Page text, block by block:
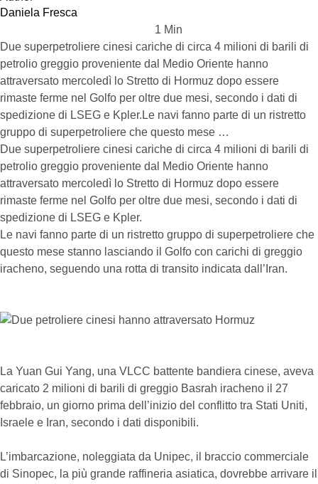
Daniela Fresca
1 Min
Due superpetroliere cinesi cariche di circa 4 milioni di barili di
petrolio greggio proveniente dal Medio Oriente hanno
attraversato mercoledì lo Stretto di Hormuz dopo essere
rimaste ferme nel Golfo per oltre due mesi, secondo i dati di
spedizione di LSEG e Kpler.Le navi fanno parte di un ristretto
gruppo di superpetroliere che questo mese …
Due superpetroliere cinesi cariche di circa 4 milioni di barili di
petrolio greggio proveniente dal Medio Oriente hanno
attraversato mercoledì lo Stretto di Hormuz dopo essere
rimaste ferme nel Golfo per oltre due mesi, secondo i dati di
spedizione di LSEG e Kpler.
Le navi fanno parte di un ristretto gruppo di superpetroliere che
questo mese stanno lasciando il Golfo con carichi di greggio
iracheno, seguendo una rotta di transito indicata dall’Iran.
La Yuan Gui Yang, una VLCC battente bandiera cinese, aveva
caricato 2 milioni di barili di greggio Basrah iracheno il 27
febbraio, un giorno prima dell’inizio del conflitto tra Stati Uniti,
Israele e Iran, secondo i dati disponibili.
L’imbarcazione, noleggiata da Unipec, il braccio commerciale
di Sinopec, la più grande raffineria asiatica, dovrebbe arrivare il